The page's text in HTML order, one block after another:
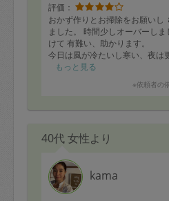
評価：
おかず作りとお掃除をお願いし
ました。 時間少しオーバーし
けて 有難い、助かります。
今日は風が冷たいし寒い、夜は
ね。お風邪等ひかれませんよう
もっと見る
※依頼者の
40代 女性より
kama